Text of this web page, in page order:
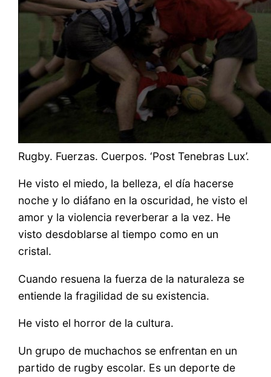
Rugby. Fuerzas. Cuerpos. ‘Post Tenebras Lux’.
He visto el miedo, la belleza, el día hacerse
noche y lo diáfano en la oscuridad, he visto el
amor y la violencia reverberar a la vez. He
visto desdoblarse al tiempo como en un
cristal.
Cuando resuena la fuerza de la naturaleza se
entiende la fragilidad de su existencia.
He visto el horror de la cultura.
Un grupo de muchachos se enfrentan en un
partido de rugby escolar. Es un deporte de